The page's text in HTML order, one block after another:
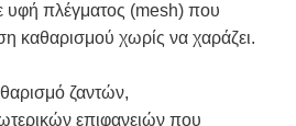
υφή πλέγματος (mesh) που
καθαρισμού χωρίς να χαράζει.
ζαντών,
επιφανειών που